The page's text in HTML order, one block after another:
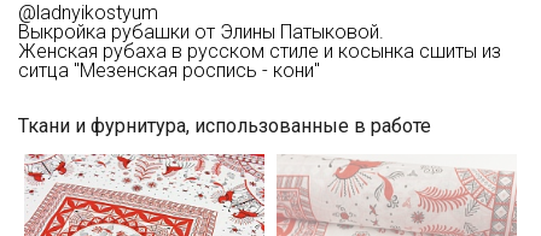
@ladnyikostyum
Выкройка рубашки от Элины Патыковой.
Женская рубаха в русском стиле и косынка сшиты из
ситца "Мезенская роспись - кони"
Ткани и фурнитура, использованные в работе